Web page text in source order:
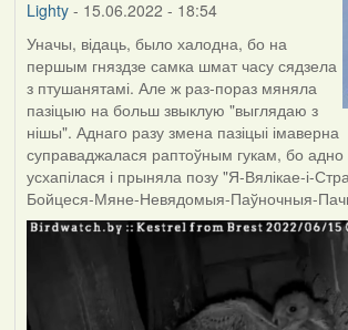
Lighty- 15.06.2022 - 18:54
Уначы, відаць, было халодна, бо на
першым гняздзе самка шмат часу сядзела
з птушанятамі. Але ж раз-пораз мяняла
пазіцыю на больш звыклую "выглядаю з
нішы". Аднаго разу змена пазіцыі імаверна
суправаджалася раптоўным гукам, бо адно
усхапілася і прыняла позу "Я-Вялікае-і-
Бойцеся-Мяне-Невядомыя-Паўночныя-